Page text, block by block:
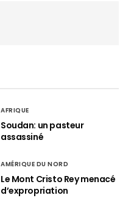
AFRIQUE
Soudan: un pasteur
assassiné
AMÉRIQUE DU NORD
Le Mont Cristo Rey menacé
d’expropriation